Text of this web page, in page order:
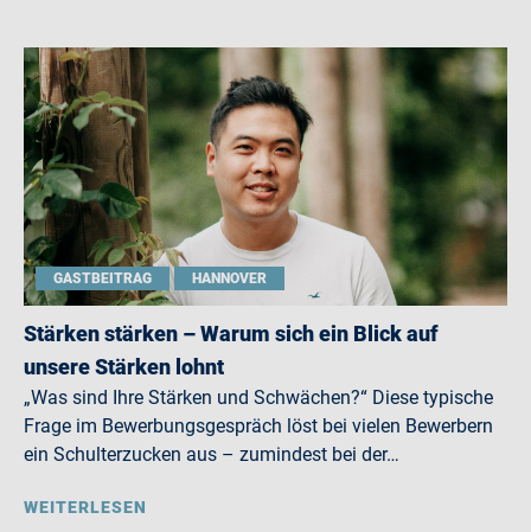
GASTBEITRAG HANNOVER
Stärken stärken – Warum sich ein Blick auf
unsere Stärken lohnt
„Was sind Ihre Stärken und Schwächen?“ Diese typische
Frage im Bewerbungsgespräch löst bei vielen Bewerbern
ein Schulterzucken aus – zumindest bei der…
WEITERLESEN